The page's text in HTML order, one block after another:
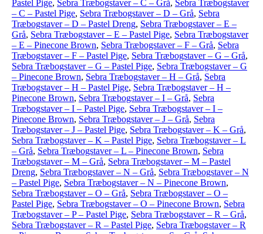
Pastel Pige, Sebra Træbogstaver – C – Grå, Sebra Træbogstaver
– C – Pastel Pige, Sebra Træbogstaver – D – Grå, Sebra
Træbogstaver – D – Pastel Dreng, Sebra Træbogstaver – E –
Grå, Sebra Træbogstaver – E – Pastel Pige, Sebra Træbogstaver
– E – Pinecone Brown, Sebra Træbogstaver – F – Grå, Sebra
Træbogstaver – F – Pastel Pige, Sebra Træbogstaver – G – Grå,
Sebra Træbogstaver – G – Pastel Pige, Sebra Træbogstaver – G
– Pinecone Brown, Sebra Træbogstaver – H – Grå, Sebra
Træbogstaver – H – Pastel Pige, Sebra Træbogstaver – H –
Pinecone Brown, Sebra Træbogstaver – I – Grå, Sebra
Træbogstaver – I – Pastel Pige, Sebra Træbogstaver – I –
Pinecone Brown, Sebra Træbogstaver – J – Grå, Sebra
Træbogstaver – J – Pastel Pige, Sebra Træbogstaver – K – Grå,
Sebra Træbogstaver – K – Pastel Pige, Sebra Træbogstaver – L
– Grå, Sebra Træbogstaver – L – Pinecone Brown, Sebra
Træbogstaver – M – Grå, Sebra Træbogstaver – M – Pastel
Dreng, Sebra Træbogstaver – N – Grå, Sebra Træbogstaver – N
– Pastel Pige, Sebra Træbogstaver – N – Pinecone Brown,
Sebra Træbogstaver – O – Grå, Sebra Træbogstaver – O –
Pastel Pige, Sebra Træbogstaver – O – Pinecone Brown, Sebra
Træbogstaver – P – Pastel Pige, Sebra Træbogstaver – R – Grå,
Sebra Træbogstaver – R – Pastel Pige, Sebra Træbogstaver – R